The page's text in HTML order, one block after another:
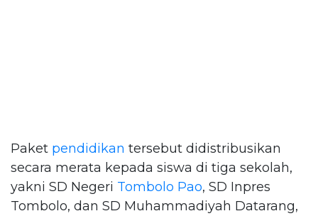
Paket pendidikan tersebut didistribusikan
secara merata kepada siswa di tiga sekolah,
yakni SD Negeri Tombolo Pao, SD Inpres
Tombolo, dan SD Muhammadiyah Datarang,